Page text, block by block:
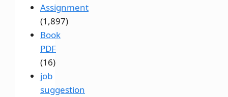
Assignment
(1,897)
Book
PDF
(16)
job
suggestion